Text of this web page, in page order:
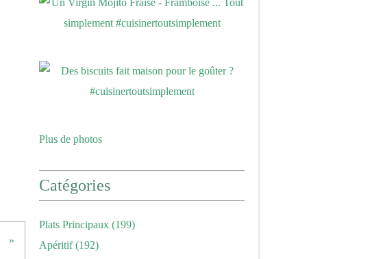
Plus de photos
Catégories
Plats Principaux (199)
Apéritif(192)